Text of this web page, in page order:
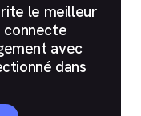
le meilleur
connecte
avec
dans